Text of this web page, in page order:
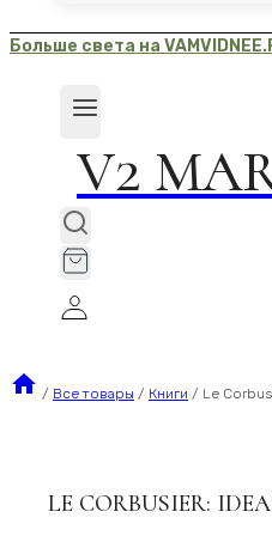
Больше света на
V2
/ Все товары / Книги / Le
LE CORBUSIER: